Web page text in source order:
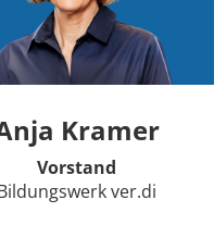
Kramer
Vorstand
ver.di